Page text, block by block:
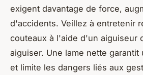
exigent davantage de force,
d'accidents. Veillez à entretenir
couteaux à l'aide d'un aiguiseur
aiguiser. Une lame nette
et limite les dangers liés aux